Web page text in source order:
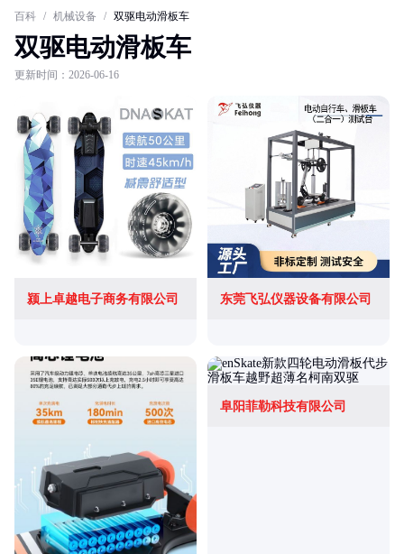
百科 / 机械设备 / 双驱电动滑板车
双驱电动滑板车
更新时间：2026-06-16
颍上卓越电子商务有限公司 东莞飞弘仪器设备有限公司
阜阳菲勒科技有限公司